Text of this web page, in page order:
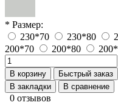
* Размер:
230*70
230*80
200*70
200*80
В корзину
Быстрый заказ
В закладки
В сравнение
0 отзывов